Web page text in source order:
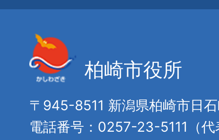
柏崎市役所
〒945-8511 新潟県柏崎市日
電話番号：0257-23-5111（代